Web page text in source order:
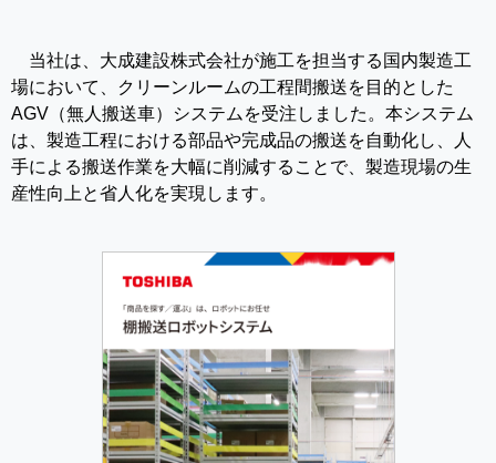
当社は、大成建設株式会社が施工を担当する国内製造工
場において、クリーンルームの工程間搬送を目的とした
AGV（無人搬送車）システムを受注しました。本システム
は、製造工程における部品や完成品の搬送を自動化し、人
手による搬送作業を大幅に削減することで、製造現場の生
産性向上と省人化を実現します。